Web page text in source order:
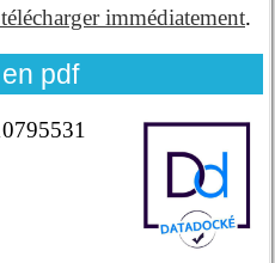
immédiatement.
pdf